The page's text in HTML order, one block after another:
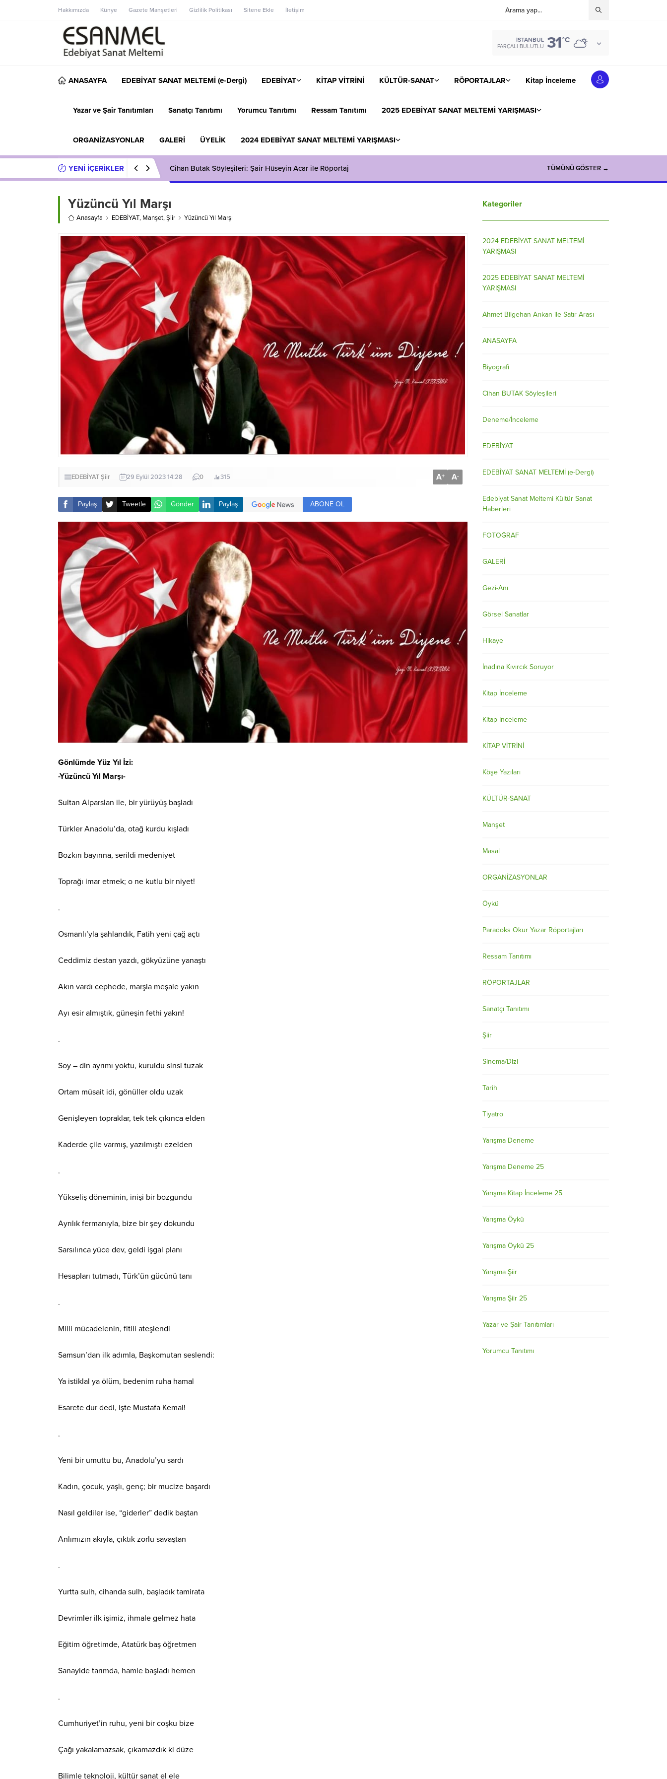
Hakkımızda Künye Gazete Manşetleri Gizlilik Politikası Sitene Ekle İletişim
İSTANBUL
PARÇALI BULUTLU 31°C
ANASAYFA EDEBİYAT SANAT MELTEMİ (e-Dergi) EDEBİYAT KİTAP VİTRİNİ KÜLTÜR-SANAT RÖPORTAJLAR Kitap İnceleme
Yazar ve Şair Tanıtımları Sanatçı Tanıtımı Yorumcu Tanıtımı Ressam Tanıtımı 2025 EDEBİYAT SANAT MELTEMİ YARIŞMASI
ORGANİZASYONLAR GALERİ ÜYELİK 2024 EDEBİYAT SANAT MELTEMİ YARIŞMASI
YENİ İÇERİKLER Cihan Butak Söyleşileri: Şair Hüseyin Acar ile Röportaj TÜMÜNÜ GÖSTER →
Yüzüncü Yıl Marşı
Anasayfa EDEBİYAT, Manşet,Şiir Yüzüncü Yıl Marşı
EDEBİYATŞiir 29 Eylül 2023 14:28 0 315 A+ A-
Paylaş Tweetle Gönder Paylaş ABONE OL
Gönlümde Yüz Yıl İzi:
-Yüzüncü Yıl Marşı-
Sultan Alparslan ile, bir yürüyüş başladı
Türkler Anadolu’da, otağ kurdu kışladı
Bozkırı bayırına, serildi medeniyet
Toprağı imar etmek; o ne kutlu bir niyet!
.
Osmanlı’yla şahlandık, Fatih yeni çağ açtı
Ceddimiz destan yazdı, gökyüzüne yanaştı
Akın vardı cephede, marşla meşale yakın
Ayı esir almıştık, güneşin fethi yakın!
.
Soy – din ayrımı yoktu, kuruldu sinsi tuzak
Ortam müsait idi, gönüller oldu uzak
Genişleyen topraklar, tek tek çıkınca elden
Kaderde çile varmış, yazılmıştı ezelden
.
Yükseliş döneminin, inişi bir bozgundu
Ayrılık fermanıyla, bize bir şey dokundu
Sarsılınca yüce dev, geldi işgal planı
Hesapları tutmadı, Türk’ün gücünü tanı
.
Milli mücadelenin, fitili ateşlendi
Samsun’dan ilk adımla, Başkomutan seslendi:
Ya istiklal ya ölüm, bedenim ruha hamal
Esarete dur dedi, işte Mustafa Kemal!
.
Yeni bir umuttu bu, Anadolu’yu sardı
Kadın, çocuk, yaşlı, genç; bir mucize başardı
Nasıl geldiler ise, “giderler” dedik baştan
Anlımızın akıyla, çıktık zorlu savaştan
.
Yurtta sulh, cihanda sulh, başladık tamirata
Devrimler ilk işimiz, ihmale gelmez hata
Eğitim öğretimde, Atatürk baş öğretmen
Sanayide tarımda, hamle başladı hemen
.
Cumhuriyet’in ruhu, yeni bir coşku bize
Çağı yakalamazsak, çıkamazdık ki düze
Bilimle teknoloji, kültür sanat el ele
Kategoriler
2024 EDEBİYAT SANAT MELTEMİ
YARIŞMASI
2025 EDEBİYAT SANAT MELTEMİ
YARIŞMASI
Ahmet Bilgehan Arıkan ile Satır Arası
ANASAYFA
Biyografi
Cihan BUTAK Söyleşileri
Deneme/İnceleme
EDEBİYAT
EDEBİYAT SANAT MELTEMİ (e-Dergi)
Edebiyat Sanat Meltemi Kültür Sanat
Haberleri
FOTOĞRAF
GALERİ
Gezi-Anı
Görsel Sanatlar
Hikaye
İnadına Kıvırcık Soruyor
Kitap İnceleme
Kitap İnceleme
KİTAP VİTRİNİ
Köşe Yazıları
KÜLTÜR-SANAT
Manşet
Masal
ORGANİZASYONLAR
Öykü
Paradoks Okur Yazar Röportajları
Ressam Tanıtımı
RÖPORTAJLAR
Sanatçı Tanıtımı
Şiir
Sinema/Dizi
Tarih
Tiyatro
Yarışma Deneme
Yarışma Deneme 25
Yarışma Kitap İnceleme 25
Yarışma Öykü
Yarışma Öykü 25
Yarışma Şiir
Yarışma Şiir 25
Yazar ve Şair Tanıtımları
Yorumcu Tanıtımı